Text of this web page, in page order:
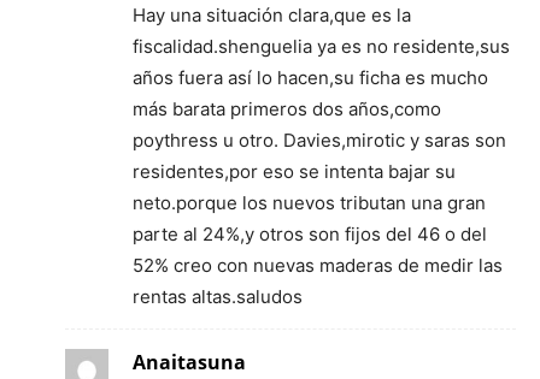
Hay una situación clara,que es la
fiscalidad.shenguelia ya es no residente,sus
años fuera así lo hacen,su ficha es mucho
más barata primeros dos años,como
poythress u otro. Davies,mirotic y saras son
residentes,por eso se intenta bajar su
neto.porque los nuevos tributan una gran
parte al 24%,y otros son fijos del 46 o del
52% creo con nuevas maderas de medir las
rentas altas.saludos
Anaitasuna